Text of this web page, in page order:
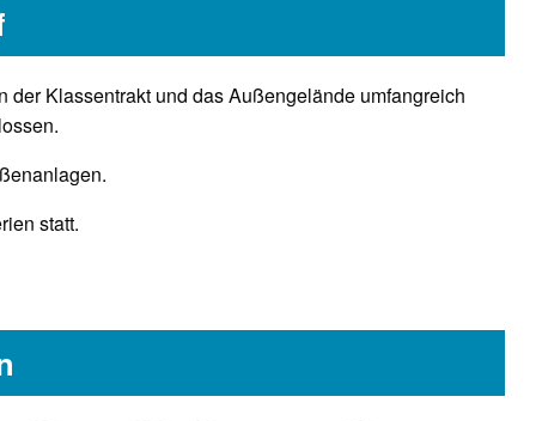
der Klassentrakt und das Außengelände umfangreich
statt.